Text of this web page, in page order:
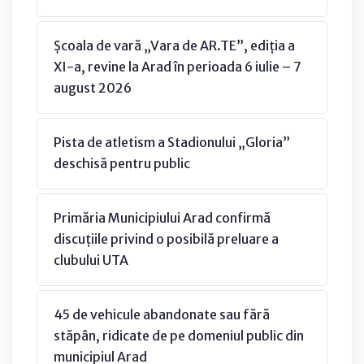
Școala de vară „Vara de AR.TE”, ediția a
XI-a, revine la Arad în perioada 6 iulie – 7
august 2026
Pista de atletism a Stadionului „Gloria”
deschisă pentru public
Primăria Municipiului Arad confirmă
discuțiile privind o posibilă preluare a
clubului UTA
45 de vehicule abandonate sau fără
stăpân, ridicate de pe domeniul public din
municipiul Arad